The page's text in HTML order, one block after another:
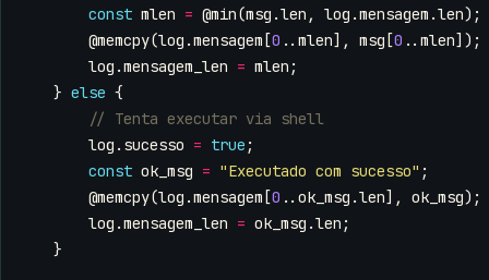
const mlen = @min(msg .len , log .mensagem .len);
@memcpy(log .mensagem [0 .. mlen], msg [0 .. mlen]);
log .mensagem_len = mlen ;
} else {
log . sucesso = true ;
const ok_msg = "Executado com sucesso" ;
@memcpy(log .mensagem [0 .. ok_msg .len], ok_msg);
log .mensagem_len = ok_msg .len ;
}